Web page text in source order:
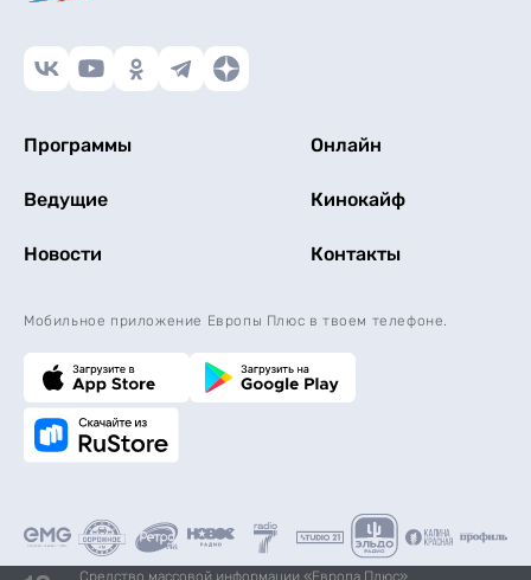
Программы Онлайн
Ведущие Кинокайф
Новости Контакты
Мобильное приложение Европы Плюс в твоем телефоне.
Средство массовой информации «Европа Плюс»